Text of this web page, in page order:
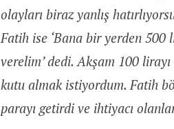
olayları biraz yanlış
Fatih ise ‘Bana bir yerden 500
verelim’ dedi. Akşam 100
kutu almak istiyordum. Fatih
parayı getirdi ve ihtiyacı